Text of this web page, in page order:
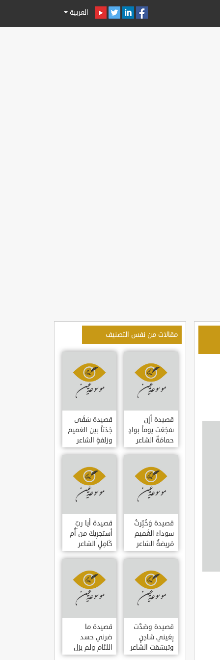
العربية
مقالات من نفس التصنيف
قصيدة أإن
سَجَعَت يوماً بوادٍ
حمامَةٌ الشاعر
العوام بن عقبة
قصيدة سَقَى
جَدَثاً بين الغميم
وزلفةٍ الشاعر
العوام بن عقبة
قصيدة وَخُبِّرتُ
سوداءَ الغَميم
مَريضةٌ الشاعر
العوام بن عقبة
قصيدة أيا ربِّ
أستجرِيكَ من أُم
كَامِلٍ الشاعر
العوام بن عقبة
قصيدة وصَدَّت
بِعَيني شادِنٍ
وتبسّمَت الشاعر
العوام بن عقبة
قصيدة ما
ضرني حسد
اللئام ولم يزل
الشاعر عمارة بن